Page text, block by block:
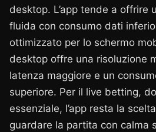
desktop. L’app tende a offrire
fluida con consumo dati
ottimizzato per lo schermo
desktop offre una risoluzione
latenza maggiore e un
superiore. Per il live betting,
essenziale, l’app resta la
guardare la partita con calma